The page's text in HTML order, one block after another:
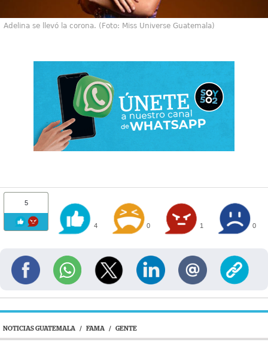
Adelina se llevó la corona. (Foto: Miss Universe Guatemala)
5
4 0 1 0
NOTICIAS GUATEMALA / FAMA / GENTE